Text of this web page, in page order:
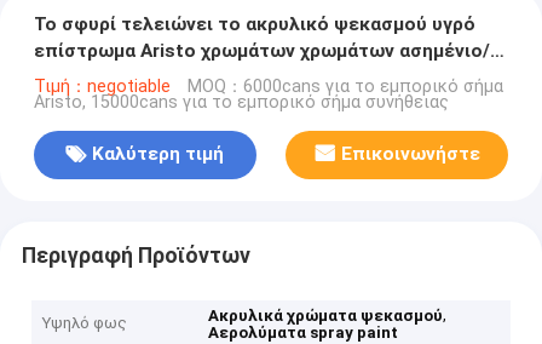
Το σφυρί τελειώνει το ακρυλικό ψεκασμού υγρό
επίστρωμα Aristo χρωμάτων χρωμάτων ασημένιο/
μαύρο/μπλε
Τιμή：negotiable MOQ：6000cans για το εμπορικό σήμα
Aristo, 15000cans για το εμπορικό σήμα συνήθειας
Καλύτερη τιμή Επικοινωνήστε
Περιγραφή Προϊόντων
Υψηλό φως Ακρυλικά χρώματα ψεκασμού,
Αερολύματα spray paint